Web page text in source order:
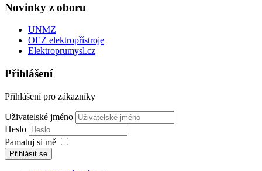
Novinky z oboru
UNMZ
OEZ elektropřístroje
Elektroprumysl.cz
Přihlášení
Přihlášení pro zákazníky
Uživatelské jméno
Heslo
Pamatuj si mě
Přihlásit se